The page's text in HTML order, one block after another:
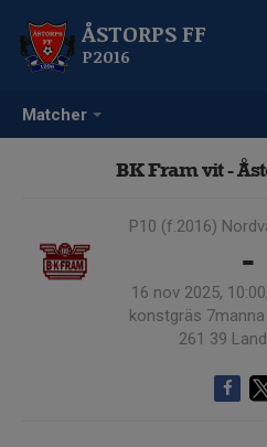
Matcher
ÅSTORPS FF
P2016
BK Fram vit -
P10 (f.2016)
-
16 nov 2025,
konstgräs
261 39